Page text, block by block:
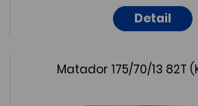
Detail
Matador 175/70/13 82T